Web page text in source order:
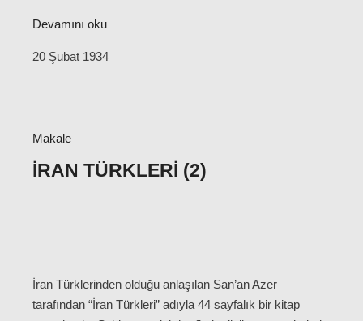
Devamını oku
20 Şubat 1934
Makale
İRAN TÜRKLERI (2)
İran Türklerinden olduğu anlaşılan San’an Azer
tarafından “İran Türkleri” adıyla 44 sayfalık bir kitap